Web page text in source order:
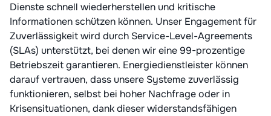
Dienste schnell wiederherstellen und kritische
Informationen schützen können. Unser Engagement für
Zuverlässigkeit wird durch Service-Level-Agreements
(SLAs) unterstützt, bei denen wir eine 99-prozentige
Betriebszeit garantieren. Energiedienstleister können
darauf vertrauen, dass unsere Systeme zuverlässig
funktionieren, selbst bei hoher Nachfrage oder in
Krisensituationen, dank dieser widerstandsfähigen